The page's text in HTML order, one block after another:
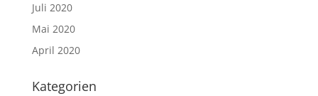
Juli 2020
Mai 2020
April 2020
Kategorien